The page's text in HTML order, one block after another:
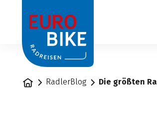
StartseiteRadlerBlog Die größten